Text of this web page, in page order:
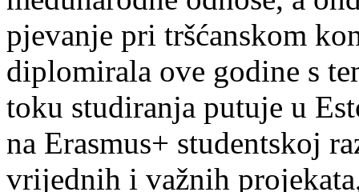
pjevanje pri tršćanskom
diplomirala ove godine s
toku studiranja putuje u
na Erasmus+ studentskoj
vrijednih i važnih